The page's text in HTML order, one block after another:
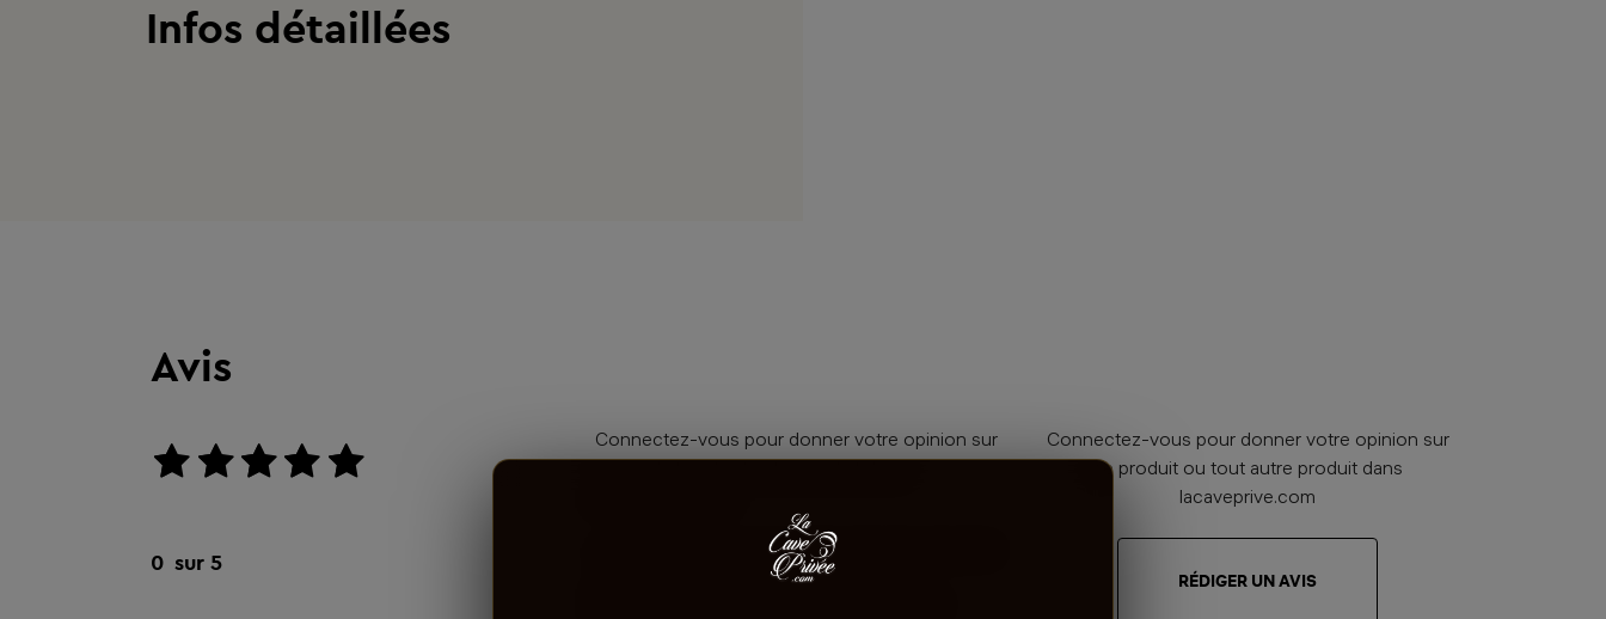
Infos détaillées
Avis
0 sur 5
Connectez-vous pour donner votre opinion sur
Les avis que vous soumettez doivent respecter
notre politique de modération.
Connectez-vous pour donner votre opinion sur
ce produit ou tout autre produit dans
lacaveprive.com
RÉDIGER UN AVIS